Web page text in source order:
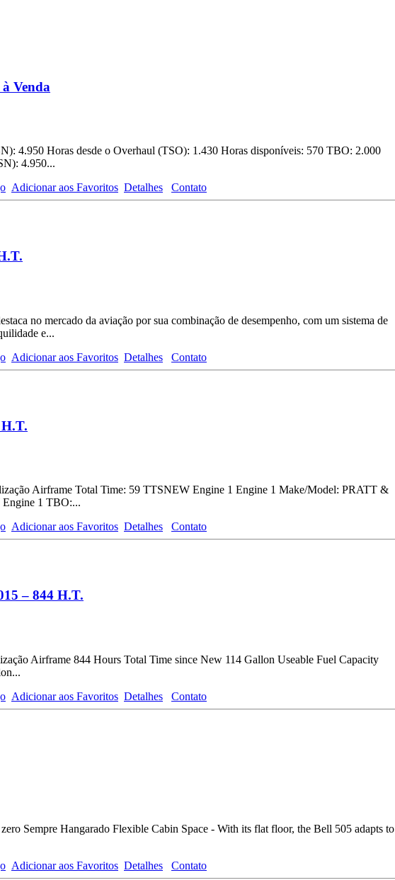
Venda
4.950 Horas desde o Overhaul (TSO): 1.430 Horas disponíveis: 570 TBO: 2.000
4.950...
Adicionar aos Favoritos Detalhes Contato
no mercado da aviação por sua combinação de desempenho, com um sistema de
e...
Adicionar aos Favoritos Detalhes Contato
Airframe Total Time: 59 TTSNEW Engine 1 Engine 1 Make/Model: PRATT &
1 TBO:...
Adicionar aos Favoritos Detalhes Contato
– 844 H.T.
Airframe 844 Hours Total Time since New 114 Gallon Useable Fuel Capacity
Adicionar aos Favoritos Detalhes Contato
Sempre Hangarado Flexible Cabin Space - With its flat floor, the Bell 505 adapts to
Adicionar aos Favoritos Detalhes Contato